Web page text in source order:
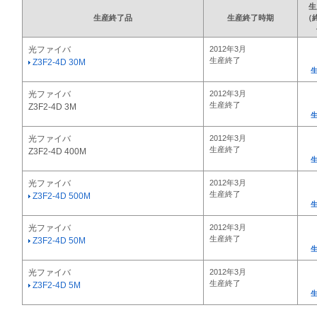
生産終了品 生産終了時期
（
光ファイバ
Z3F2-4D 30M
2012年3月
生産終了
光ファイバ
Z3F2-4D 3M
2012年3月
生産終了
光ファイバ
Z3F2-4D 400M
2012年3月
生産終了
光ファイバ
Z3F2-4D 500M
2012年3月
生産終了
光ファイバ
Z3F2-4D 50M
2012年3月
生産終了
光ファイバ
Z3F2-4D 5M
2012年3月
生産終了